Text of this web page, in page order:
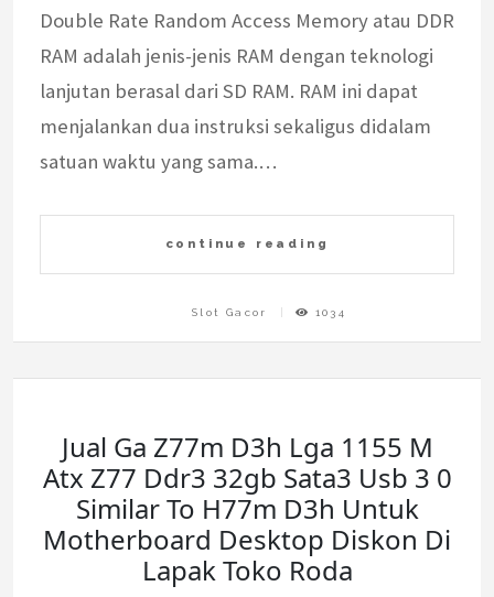
Double Rate Random Access Memory atau DDR
RAM adalah jenis-jenis RAM dengan teknologi
lanjutan berasal dari SD RAM. RAM ini dapat
menjalankan dua instruksi sekaligus didalam
satuan waktu yang sama.…
continue reading
Slot Gacor 1034
Jual Ga Z77m D3h Lga 1155 M
Atx Z77 Ddr3 32gb Sata3 Usb 3 0
Similar To H77m D3h Untuk
Motherboard Desktop Diskon Di
Lapak Toko Roda